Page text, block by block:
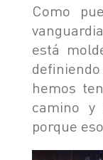
Como
está
hemos
camino y
porque